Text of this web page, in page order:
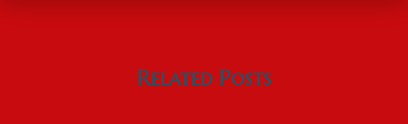
Related Posts